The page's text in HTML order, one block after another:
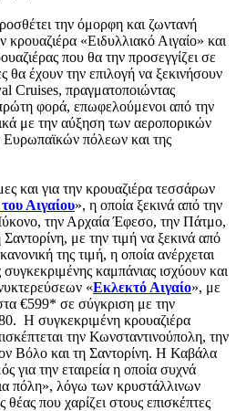
την όμορφη και ζωντανή
«Ειδυλλιακό Αιγαίο» και
που θα την προσεγγίζει σε
θα έχουν την επιλογή να ξεκινήσουν
Cruises, πραγματοποιώντας
φορά, επωφελούμενοι από την
με την αύξηση των αεροπορικών
πόλεων και της
και για την κρουαζιέρα τεσσάρων
Αιγαίου», η οποία ξεκινά από την
την Αρχαία Έφεσο, την Πάτμο,
με την τιμή να ξεκινά από
της τιμή, η οποία ανέρχεται
καμπάνιας ισχύουν και
«Εκλεκτό Αιγαίο», με
€599* σε σύγκριση με την
Η συγκεκριμένη κρουαζιέρα
την Κωνσταντινούπολη, την
Βόλο και τη Σαντορίνη. Η Καβάλα
για την εταιρεία η οποία συχνά
πόλη», λόγω των κρυστάλλινων
θέας που χαρίζει στους επισκέπτες